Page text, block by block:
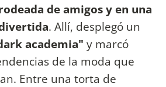
de amigos y en una
. Allí, desplegó un
academia" y marcó
de la moda que
Entre una torta de